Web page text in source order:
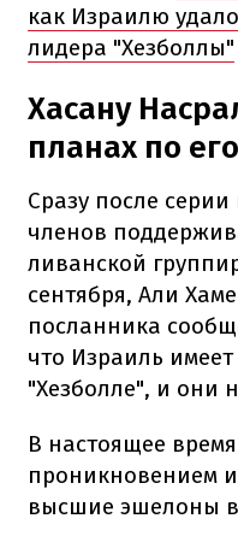
как Израилю
лидера "Хезболлы"
Хасану
планах по
Сразу после
членов
ливанской
сентября, Али
посланника
что Израиль
"Хезболле", и они
В настоящее
проникновением
высшие эшелоны